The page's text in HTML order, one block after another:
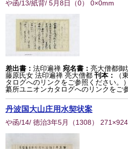
や函/13/紙背/ 5月8日 （0） 0×0mm
差出書：法印遍禅 宛名書：亮大僧都御
藤原氏女 法印遍禅 亮大僧都 刊本：
（
タログへのリンクをご参照ください。）
纂所ユニオンカタログへのリンクをご
丹波国大山庄用水契状案
や函/14/ 徳治3年5月 （1308）